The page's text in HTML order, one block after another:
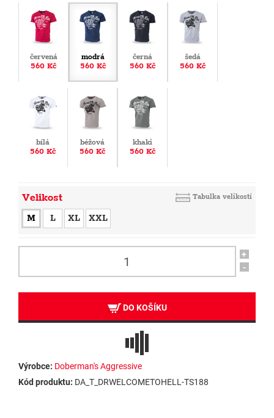
červená
560 Kč
modrá
560 Kč
černá
560 Kč
šedá
560 Kč
bílá
560 Kč
béžová
560 Kč
khaki
560 Kč
Velikost Tabulka velikostí
M L XL XXL
+
-
DO KOŠÍKU
Výrobce: Doberman's Aggressive
Kód produktu: DA_T_DRWELCOMETOHELL-TS188